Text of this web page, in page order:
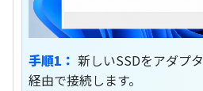
手順1： 新しいSSDをアダプ
経由で接続します。